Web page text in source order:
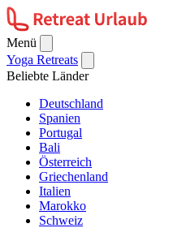
Menü
Yoga Retreats
Beliebte Länder
Deutschland
Spanien
Portugal
Bali
Österreich
Griechenland
Italien
Marokko
Schweiz